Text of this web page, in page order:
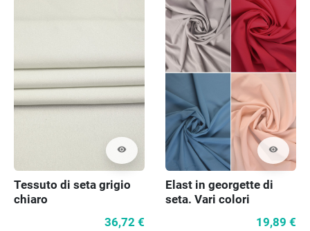
visibility
Tessuto di seta grigio
chiaro
36,72 €
visibility
Elast in georgette di
seta. Vari colori
19,89 €